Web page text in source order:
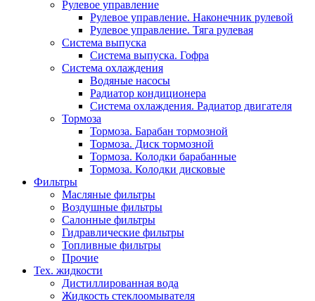
Рулевое управление
Рулевое управление. Наконечник рулевой
Рулевое управление. Тяга рулевая
Система выпуска
Система выпуска. Гофра
Система охлаждения
Водяные насосы
Радиатор кондиционера
Система охлаждения. Радиатор двигателя
Тормоза
Тормоза. Барабан тормозной
Тормоза. Диск тормозной
Тормоза. Колодки барабанные
Тормоза. Колодки дисковые
Фильтры
Масляные фильтры
Воздушные фильтры
Салонные фильтры
Гидравлические фильтры
Топливные фильтры
Прочие
Тех. жидкости
Дистиллированная вода
Жидкость стеклоомывателя